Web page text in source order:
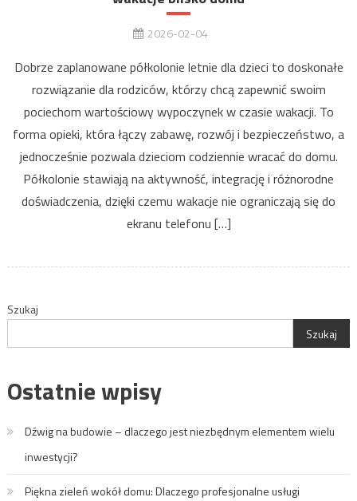
2026-02-04
Dobrze zaplanowane półkolonie letnie dla dzieci to doskonałe
rozwiązanie dla rodziców, którzy chcą zapewnić swoim
pociechom wartościowy wypoczynek w czasie wakacji. To
forma opieki, która łączy zabawę, rozwój i bezpieczeństwo, a
jednocześnie pozwala dzieciom codziennie wracać do domu.
Półkolonie stawiają na aktywność, integrację i różnorodne
doświadczenia, dzięki czemu wakacje nie ograniczają się do
ekranu telefonu […]
Szukaj
Szukaj
Ostatnie wpisy
Dźwig na budowie – dlaczego jest niezbędnym elementem wielu
inwestycji?
Piękna zieleń wokół domu: Dlaczego profesjonalne usługi